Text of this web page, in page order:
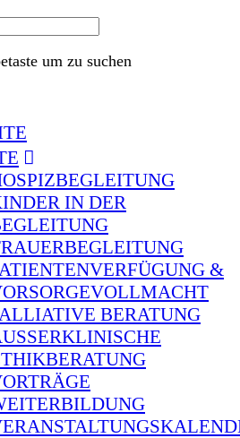
um zu suchen
IN DER
&
BERATUNG
E